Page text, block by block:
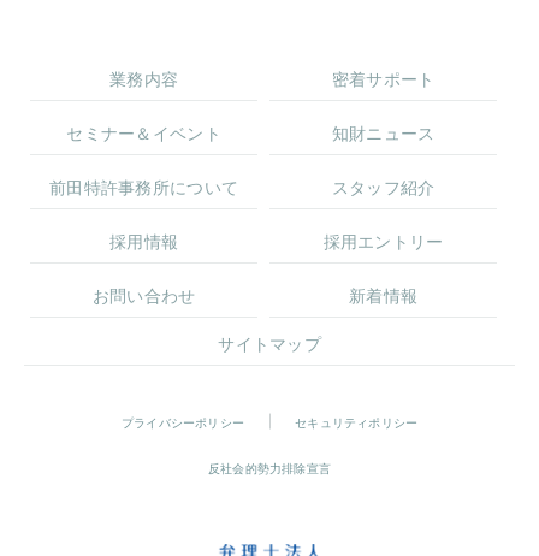
業務内容 密着サポート
セミナー＆イベント 知財ニュース
前田特許事務所について スタッフ紹介
採用情報 採用エントリー
お問い合わせ 新着情報
サイトマップ
プライバシーポリシー セキュリティポリシー
反社会的勢力排除宣言